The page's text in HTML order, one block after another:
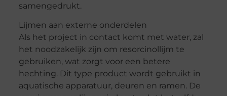
samengedrukt.
Lijmen aan externe onderdelen
Als het project in contact komt met water, zal
het noodzakelijk zijn om resorcinollijm te
gebruiken, wat zorgt voor een betere
hechting. Dit type product wordt gebruikt in
aquatische apparatuur, deuren en ramen. De